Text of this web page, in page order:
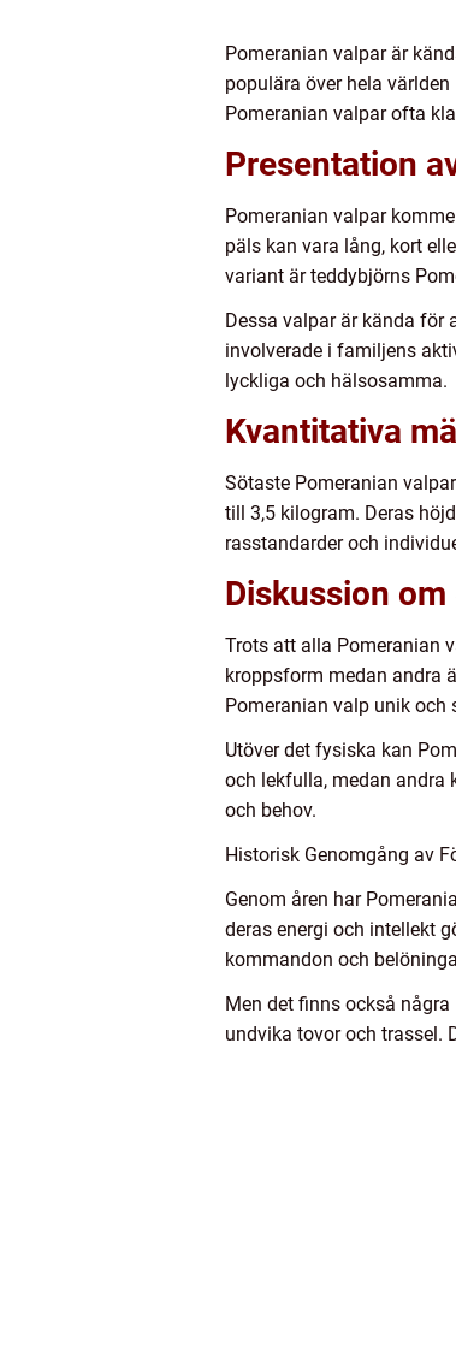
Pomeranian valpar är
populära över hela
Pomeranian valpar ofta
Presentation
Pomeranian valpar
päls kan vara lång, kort
variant är teddybjörns
Dessa valpar är kända för
involverade i familjens
lyckliga och hälsosamma.
Kvantitativa
Sötaste Pomeranian
till 3,5 kilogram. Deras
rasstandarder och
Diskussion
Trots att alla Pomeranian
kroppsform medan andra
Pomeranian valp unik och
Utöver det fysiska kan
och lekfulla, medan andra
och behov.
Historisk Genomgång av
Genom åren har
deras energi och intellekt
kommandon och
Men det finns också
undvika tovor och trassel.